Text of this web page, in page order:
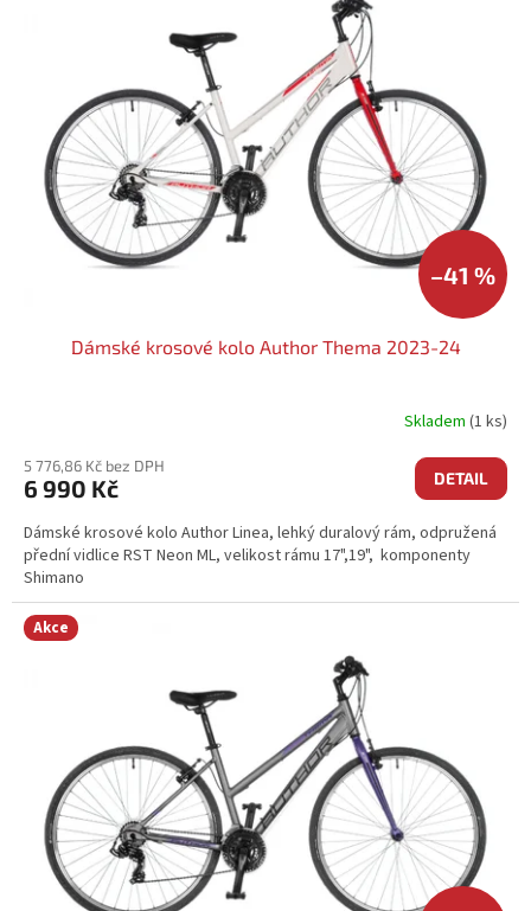
–41 %
Dámské krosové kolo Author Thema 2023-24
Skladem (1 ks)
5 776,86 Kč bez DPH
6 990 Kč DETAIL
Dámské krosové kolo Author Linea, lehký duralový rám, odpružená
přední vidlice RST Neon ML, velikost rámu 17",19", komponenty
Shimano
Akce